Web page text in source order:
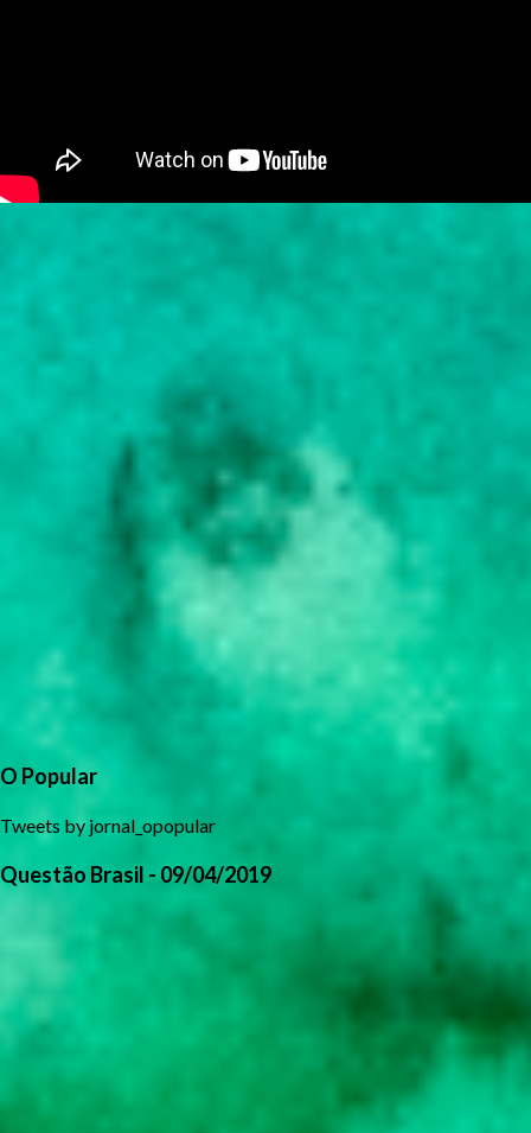
O Popular
Tweets by jornal_opopular
Questão Brasil - 09/04/2019